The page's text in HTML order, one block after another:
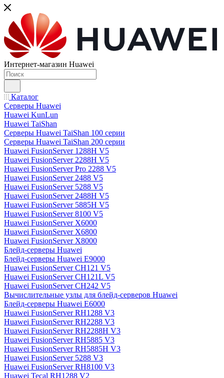
Интернет-магазин Huawei
Каталог
Серверы Huawei
Huawei KunLun
Huawei TaiShan
Серверы Huawei TaiShan 100 серии
Серверы Huawei TaiShan 200 серии
Huawei FusionServer 1288H V5
Huawei FusionServer 2288H V5
Huawei FusionServer Pro 2288 V5
Huawei FusionServer 2488 V5
Huawei FusionServer 5288 V5
Huawei FusionServer 2488H V5
Huawei FusionServer 5885H V5
Huawei FusionServer 8100 V5
Huawei FusionServer X6000
Huawei FusionServer X6800
Huawei FusionServer X8000
Блейд-серверы Huawei
Блейд-серверы Huawei E9000
Huawei FusionServer CH121 V5
Huawei FusionServer CH121L V5
Huawei FusionServer CH242 V5
Вычислительные узлы для блейд-серверов Huawei
Блейд-серверы Huawei E6000
Huawei FusionServer RH1288 V3
Huawei FusionServer RH2288 V3
Huawei FusionServer RH2288H V3
Huawei FusionServer RH5885 V3
Huawei FusionServer RH5885H V3
Huawei FusionServer 5288 V3
Huawei FusionServer RH8100 V3
Huawei Tecal RH1288 V2